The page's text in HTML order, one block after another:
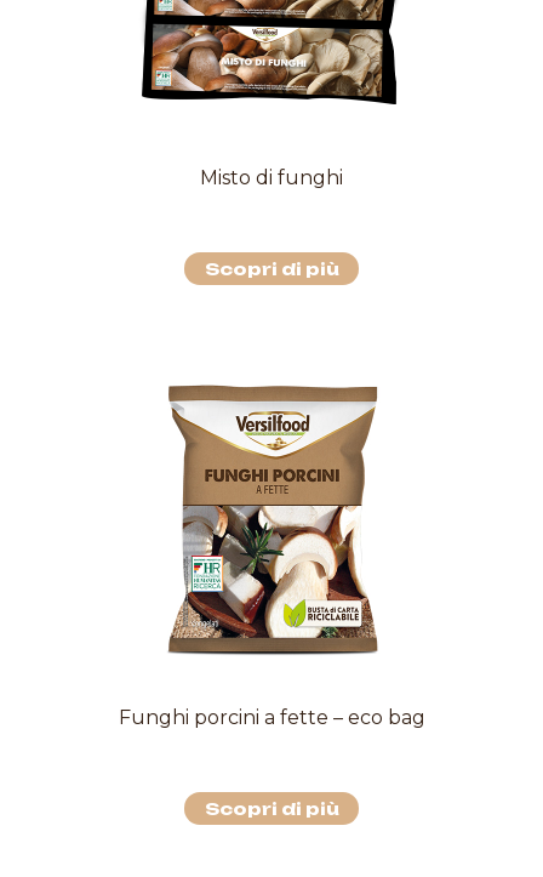
Misto di funghi
Scopri di più
Funghi porcini a fette – eco bag
Scopri di più